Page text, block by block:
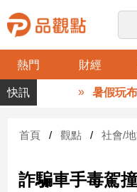
熱門 財經
品
觀
財
台
暑假玩布
首頁 觀點 社會/
詐騙車手毒駕